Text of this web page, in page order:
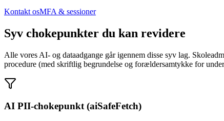
Kontakt osMFA & sessioner
Syv chokepunkter du kan revidere
Alle vores AI- og dataadgange går igennem disse syv lag.
procedure (med skriftlig begrundelse og forældersamtykke for
AI PII-chokepunkt (aiSafeFetch)